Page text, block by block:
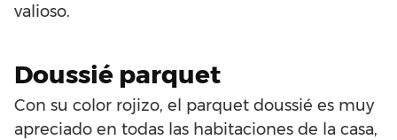
valioso.
Doussié parquet
Con su color rojizo, el parquet doussié es muy
apreciado en todas las habitaciones de la casa,